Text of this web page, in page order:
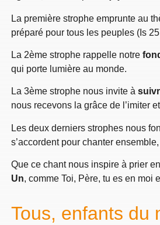
La première strophe emprunte au
préparé pour tous les peuples (Is
La 2ème strophe rappelle notre
qui porte lumière au monde.
La 3ème strophe nous invite à
nous recevons la grâce de l’imiter
Les deux derniers strophes nous
s’accordent pour chanter
Que ce chant nous inspire à prier
Un, comme Toi, Père, tu es en moi
Tous, enfants du